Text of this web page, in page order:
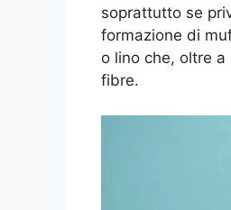
soprattutto se
formazione di
o lino che, oltre
fibre.